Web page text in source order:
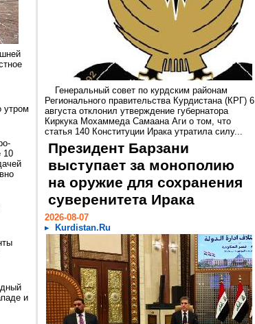
утром
10
и
Генеральный совет по курдским районам
Регионального правительства Курдистана (КРГ) 6
августа отклонил утверждение губернатора
Киркука Мохаммеда Самаана Аги о том, что
статья 140 Конституции Ирака утратила силу...
Президент Барзани
выступает за монополию
на оружие для сохранения
суверенитета Ирака
2026-08-07
Kurdistan.Ru